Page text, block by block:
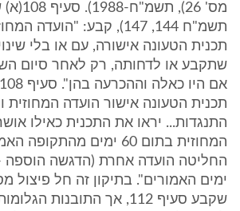
מס' 26),
תשמ"ח 144, 147), קבע:
תכנית הטעונה אישורה, עם או בלי
שתקבע או לדחותה, רק לאחר סיום
תכנית הטעונה אישור הועדה המחוזית
התנגדות... יראו את התכנית כאילו
המחוזית בתום 60 ימים
ימים האמורים". בתיקון זה חל פיצול
שקבע סעיף 112, אך התובנות